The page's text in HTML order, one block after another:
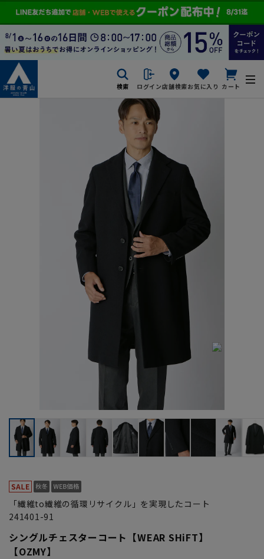
検索 ログイン店舗検索お気に入り カート
「繊維to繊維の循環リサイクル」を実現したコート
241401-91
シングルチェスターコート【WEAR SHiFT】
【OZMY】